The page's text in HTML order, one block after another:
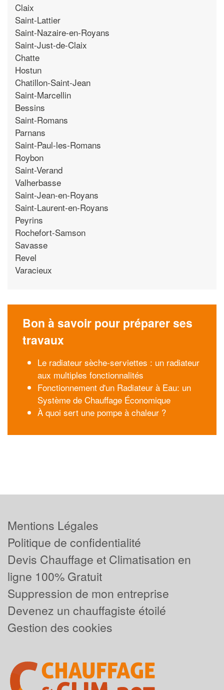
Claix
Saint-Lattier
Saint-Nazaire-en-Royans
Saint-Just-de-Claix
Chatte
Hostun
Chatillon-Saint-Jean
Saint-Marcellin
Bessins
Saint-Romans
Parnans
Saint-Paul-les-Romans
Roybon
Saint-Verand
Valherbasse
Saint-Jean-en-Royans
Saint-Laurent-en-Royans
Peyrins
Rochefort-Samson
Savasse
Revel
Varacieux
Bon à savoir pour préparer ses
travaux
Le radiateur sèche-serviettes : un radiateur
aux multiples fonctionnalités
Fonctionnement d'un Radiateur à Eau: un
Système de Chauffage Économique
À quoi sert une pompe à chaleur ?
Mentions Légales
Politique de confidentialité
Devis Chauffage et Climatisation en
ligne 100% Gratuit
Suppression de mon entreprise
Devenez un chauffagiste étoilé
Gestion des cookies